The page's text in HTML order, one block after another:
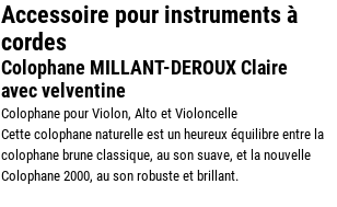
Accessoire pour instruments à
cordes
Colophane MILLANT-DEROUX Claire
avec velventine
Colophane pour Violon, Alto et Violoncelle
Cette colophane naturelle est un heureux équilibre entre la
colophane brune classique, au son suave, et la nouvelle
Colophane 2000, au son robuste et brillant.